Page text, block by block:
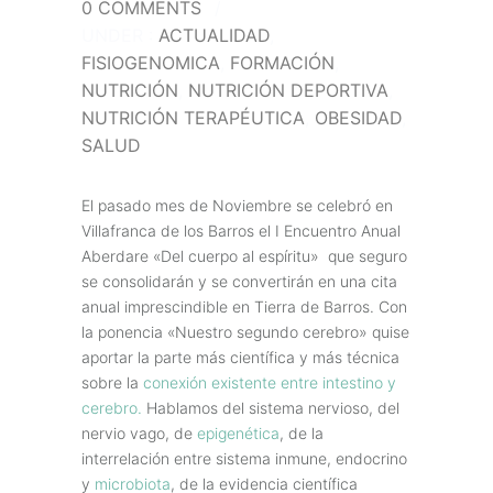
0 COMMENTS
ACTUALIDAD
FISIOGENOMICA FORMACIÓN
NUTRICIÓN NUTRICIÓN DEPORTIVA
NUTRICIÓN TERAPÉUTICA OBESIDAD
SALUD
El pasado mes de Noviembre se celebró en
Villafranca de los Barros el I Encuentro Anual
Aberdare «Del cuerpo al espíritu» que seguro
se consolidarán y se convertirán en una cita
anual imprescindible en Tierra de Barros. Con
la ponencia «Nuestro segundo cerebro» quise
aportar la parte más científica y más técnica
sobre la conexión existente entre intestino y
cerebro. Hablamos del sistema nervioso, del
nervio vago, de epigenética, de la
interrelación entre sistema inmune, endocrino
y microbiota, de la evidencia científica